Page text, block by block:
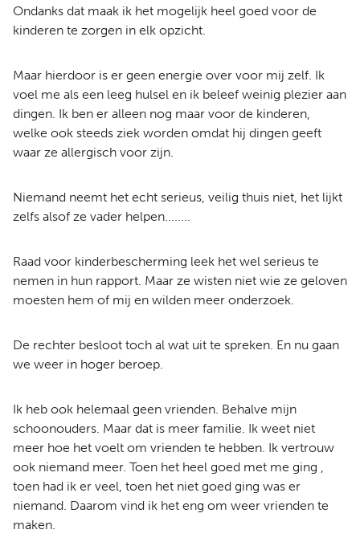
Ondanks dat maak ik het mogelijk heel goed voor de
kinderen te zorgen in elk opzicht.
Maar hierdoor is er geen energie over voor mij zelf. Ik
voel me als een leeg hulsel en ik beleef weinig plezier aan
dingen. Ik ben er alleen nog maar voor de kinderen,
welke ook steeds ziek worden omdat hij dingen geeft
waar ze allergisch voor zijn.
Niemand neemt het echt serieus, veilig thuis niet, het lijkt
zelfs alsof ze vader helpen........
Raad voor kinderbescherming leek het wel serieus te
nemen in hun rapport. Maar ze wisten niet wie ze geloven
moesten hem of mij en wilden meer onderzoek.
De rechter besloot toch al wat uit te spreken. En nu gaan
we weer in hoger beroep.
Ik heb ook helemaal geen vrienden. Behalve mijn
schoonouders. Maar dat is meer familie. Ik weet niet
meer hoe het voelt om vrienden te hebben. Ik vertrouw
ook niemand meer. Toen het heel goed met me ging ,
toen had ik er veel, toen het niet goed ging was er
niemand. Daarom vind ik het eng om weer vrienden te
maken.